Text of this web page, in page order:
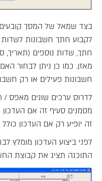
בצד שמאל של המסך קובעים
לקבוע חתך חשבונות לשדות
חתך, שדות נוספים (תאריך,
מאזן. כמו כן ניתן לבחור
חשבונות פעילים או רק
לדרוס ערכים שונים מאפס /
מסמנים סעיף זה אם העדכון
זה יופיע רק אם העדכון
לפני ביצוע העדכון מומלץ
התוכנה תציג את קבוצת